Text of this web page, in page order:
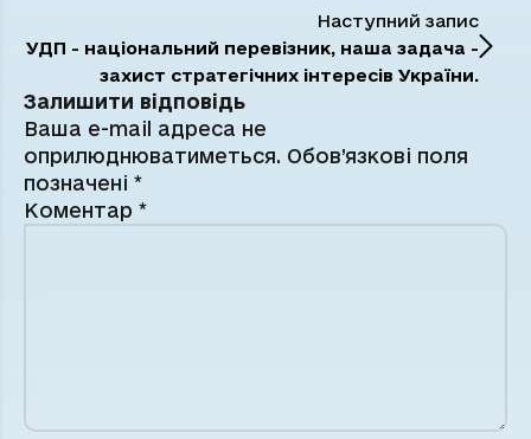
Наступний запис
УДП - національний перевізник, наша задача -
захист стратегічних інтересів України.
Залишити відповідь
Ваша e-mail адреса не
оприлюднюватиметься. Обов’язкові поля
позначені *
Коментар *